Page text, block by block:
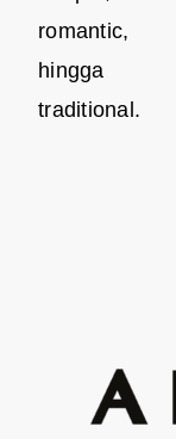
romantic,
hingga
traditional.